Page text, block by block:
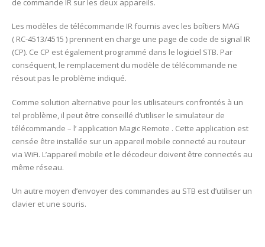
Les modèles de télécommande IR fournis avec les boîtiers MAG
( RC-4513/4515 ) prennent en charge une page de code de signal IR
(CP). Ce CP est également programmé dans le logiciel STB. Par
conséquent, le remplacement du modèle de télécommande ne
résout pas le problème indiqué.
Comme solution alternative pour les utilisateurs confrontés à un
tel problème, il peut être conseillé d’utiliser le simulateur de
télécommande – l’ application Magic Remote . Cette application est
censée être installée sur un appareil mobile connecté au routeur
via WiFi. L’appareil mobile et le décodeur doivent être connectés au
même réseau.
Un autre moyen d’envoyer des commandes au STB est d’utiliser un
clavier et une souris.